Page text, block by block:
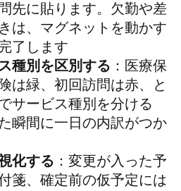
先に貼ります。欠勤や差
は、マグネットを動かす
了します
種別を区別する ：医療保
は緑、初回訪問は赤、と
サービス種別を分ける
瞬間に一日の内訳がつか
化する ：変更が入った予
箋、確定前の仮予定には